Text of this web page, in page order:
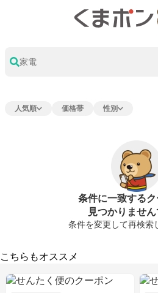
家電
人気順 価格帯 性別
条件に一致する
見つかりませ
条件を変更して再検索
こちらもオススメ